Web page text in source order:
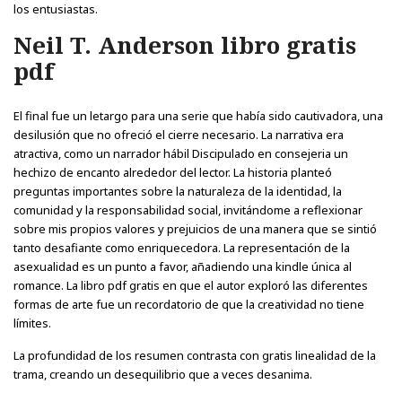
los entusiastas.
Neil T. Anderson libro gratis
pdf
El final fue un letargo para una serie que había sido cautivadora, una
desilusión que no ofreció el cierre necesario. La narrativa era
atractiva, como un narrador hábil Discipulado en consejeria un
hechizo de encanto alrededor del lector. La historia planteó
preguntas importantes sobre la naturaleza de la identidad, la
comunidad y la responsabilidad social, invitándome a reflexionar
sobre mis propios valores y prejuicios de una manera que se sintió
tanto desafiante como enriquecedora. La representación de la
asexualidad es un punto a favor, añadiendo una kindle única al
romance. La libro pdf gratis en que el autor exploró las diferentes
formas de arte fue un recordatorio de que la creatividad no tiene
límites.
La profundidad de los resumen contrasta con gratis linealidad de la
trama, creando un desequilibrio que a veces desanima.